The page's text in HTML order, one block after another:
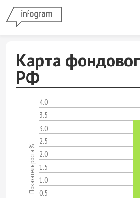
Карта
РФ
4.0
3.5
3.0
2.5
2.0
1.5
1.0
0.5
Показатель роста,%